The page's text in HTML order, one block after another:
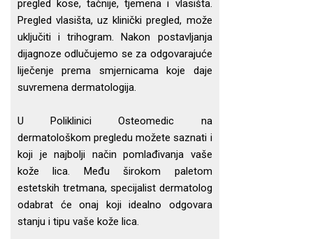
pregled kose, tačnije, tjemena i vlasišta.
Pregled vlasišta, uz klinički pregled, može
uključiti i trihogram. Nakon postavljanja
dijagnoze odlučujemo se za odgovarajuće
liječenje prema smjernicama koje daje
suvremena dermatologija.
U Poliklinici Osteomedic na
dermatološkom pregledu možete saznati i
koji je najbolji način pomlađivanja vaše
kože lica. Među širokom paletom
estetskih tretmana, specijalist dermatolog
odabrat će onaj koji idealno odgovara
stanju i tipu vaše kože lica.